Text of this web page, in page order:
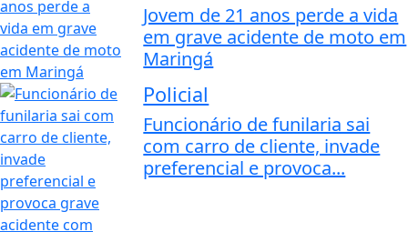
Jovem de 21 anos perde a vida
em grave acidente de moto em
Maringá
Policial
Funcionário de funilaria sai
com carro de cliente, invade
preferencial e provoca...